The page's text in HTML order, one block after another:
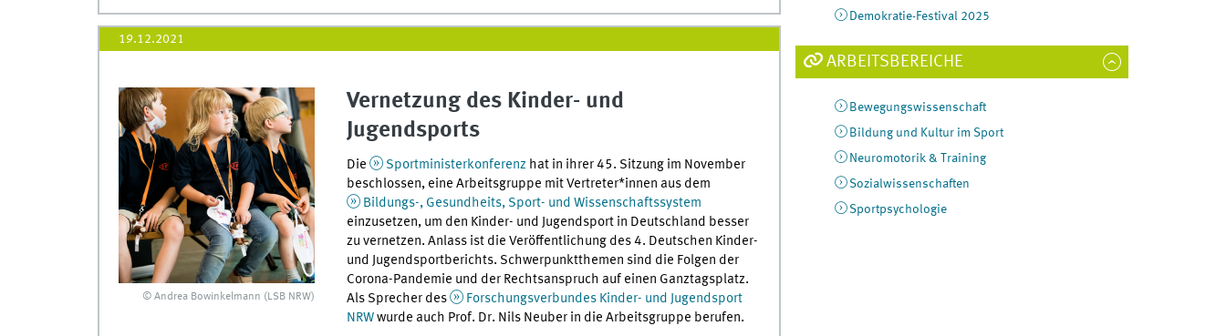
19.12.2021
© Andrea Bowinkelmann (LSB NRW)
Vernetzung des Kinder- und
Jugendsports
Die Sportministerkonferenz hat in ihrer 45. Sitzung im November
beschlossen, eine Arbeitsgruppe mit Vertreter*innen aus dem
Bildungs-, Gesundheits, Sport- und Wissenschaftssystem
einzusetzen, um den Kinder- und Jugendsport in Deutschland besser
zu vernetzen. Anlass ist die Veröffentlichung des 4. Deutschen Kinder-
und Jugendsportberichts. Schwerpunktthemen sind die Folgen der
Corona-Pandemie und der Rechtsanspruch auf einen Ganztagsplatz.
Als Sprecher des
Forschungsverbundes Kinder- und Jugendsport
NRWwurde auch Prof. Dr. Nils Neuber in die Arbeitsgruppe berufen.
Demokratie-Festival 2025
ARBEITSBEREICHE
Bewegungswissenschaft
Bildung und Kultur im Sport
Neuromotorik & Training
Sozialwissenschaften
Sportpsychologie